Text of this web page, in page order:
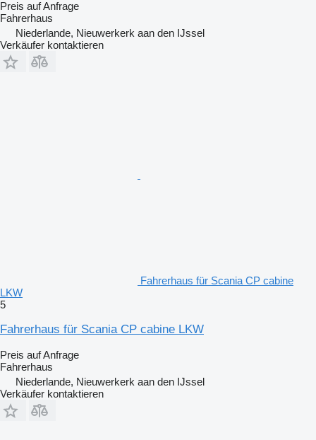
Preis auf Anfrage
Fahrerhaus
Niederlande, Nieuwerkerk aan den IJssel
Verkäufer kontaktieren
Fahrerhaus für Scania CP cabine
LKW
5
Fahrerhaus für Scania CP cabine LKW
Preis auf Anfrage
Fahrerhaus
Niederlande, Nieuwerkerk aan den IJssel
Verkäufer kontaktieren